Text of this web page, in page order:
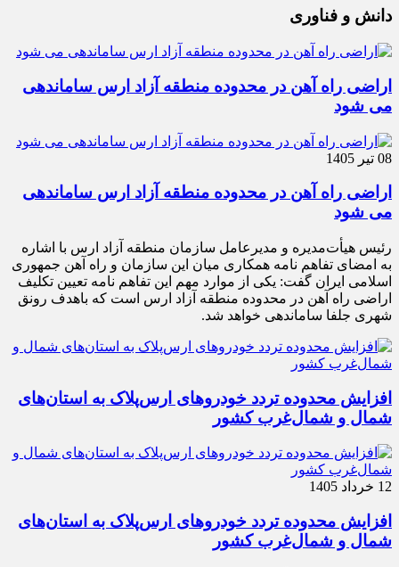
دانش و فناوری
اراضی راه آهن در محدوده منطقه آزاد ارس ساماندهی
می شود
08 تیر 1405
اراضی راه آهن در محدوده منطقه آزاد ارس ساماندهی
می شود
رئیس هیأت‌مدیره و مدیرعامل سازمان منطقه آزاد ارس با اشاره
به امضای تفاهم نامه همکاری میان این سازمان و راه آهن جمهوری
اسلامی ایران گفت: یکی از موارد مهم این تفاهم نامه تعیین تکلیف
اراضی راه آهن در محدوده منطقه آزاد ارس است که باهدف رونق
شهری جلفا ساماندهی خواهد شد.
افزایش محدوده تردد خودروهای ارس‌پلاک به استان‌های
شمال و شمال‌غرب کشور
12 خرداد 1405
افزایش محدوده تردد خودروهای ارس‌پلاک به استان‌های
شمال و شمال‌غرب کشور